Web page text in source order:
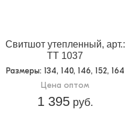
Свитшот утепленный, арт.:
TT 1037
Размеры: 134, 140, 146, 152, 164
Цена оптом
1 395руб.